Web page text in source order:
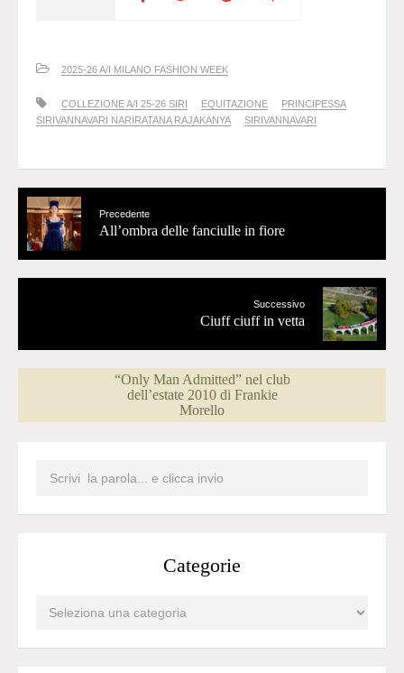
2025-26 A/I MILANO FASHION WEEK
COLLEZIONE A/I 25-26 SIRI EQUITAZIONE
PRINCIPESSA
SIRIVANNAVARI NARIRATANA RAJAKANYA
SIRIVANNAVARI
Precedente
All’ombra delle fanciulle in fiore
Successivo
Ciuff ciuff in vetta
“Only Man Admitted” nel club
dell’estate 2010 di Frankie
Morello
Categorie